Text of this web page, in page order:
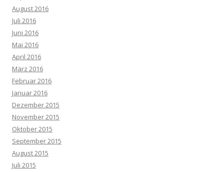
August 2016
Juli 2016
Juni 2016
Mai 2016
April 2016
März 2016
Februar 2016
Januar 2016
Dezember 2015
November 2015
Oktober 2015
September 2015
August 2015
Juli 2015